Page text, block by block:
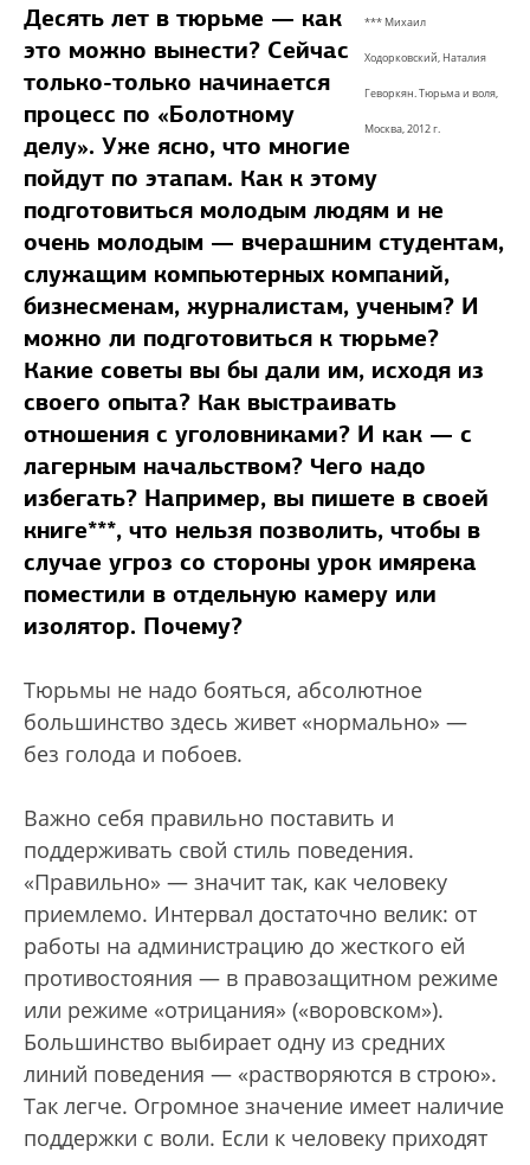
*** Михаил
Ходорковский, Наталия
Геворкян. Тюрьма и воля,
Москва, 2012 г.
Десять лет в тюрьме — как
это можно вынести? Сейчас
только-только начинается
процесс по «Болотному
делу». Уже ясно, что многие
пойдут по этапам. Как к этому
подготовиться молодым людям и не
очень молодым — вчерашним студентам,
служащим компьютерных компаний,
бизнесменам, журналистам, ученым? И
можно ли подготовиться к тюрьме?
Какие советы вы бы дали им, исходя из
своего опыта? Как выстраивать
отношения с уголовниками? И как — с
лагерным начальством? Чего надо
избегать? Например, вы пишете в своей
книге***, что нельзя позволить, чтобы в
случае угроз со стороны урок имярека
поместили в отдельную камеру или
изолятор. Почему?
Тюрьмы не надо бояться, абсолютное
большинство здесь живет «нормально» —
без голода и побоев.
Важно себя правильно поставить и
поддерживать свой стиль поведения.
«Правильно» — значит так, как человеку
приемлемо. Интервал достаточно велик: от
работы на администрацию до жесткого ей
противостояния — в правозащитном режиме
или режиме «отрицания» («воровском»).
Большинство выбирает одну из средних
линий поведения — «растворяются в строю».
Так легче. Огромное значение имеет наличие
поддержки с воли. Если к человеку приходят